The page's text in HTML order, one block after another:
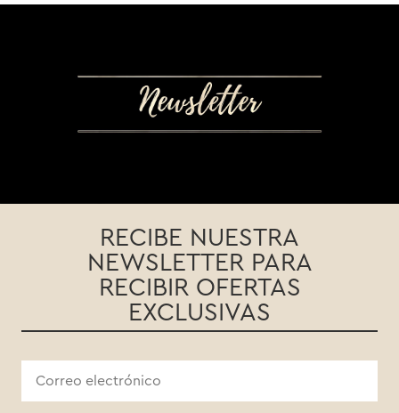
RECIBE NUESTRA
NEWSLETTER PARA
RECIBIR OFERTAS
EXCLUSIVAS